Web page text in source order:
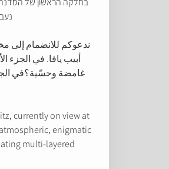
ندعوكم للانضمام إلى
أبيب يافا. في
غامضة وحسّية؟في
currently on view at
enigmatic
multi-layered